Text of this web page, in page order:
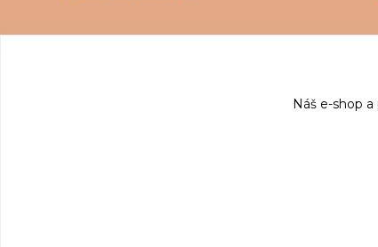
Náš e-shop